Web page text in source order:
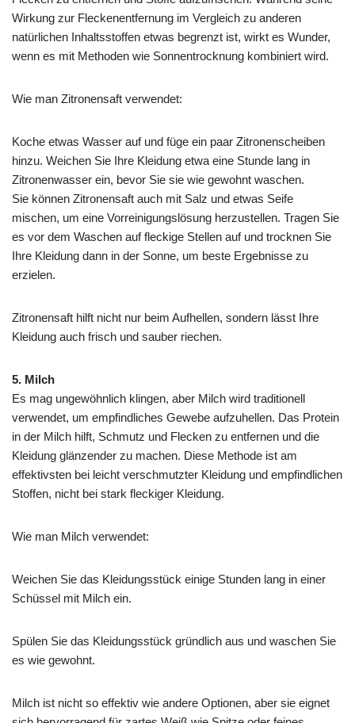
Wirkung zur Fleckenentfernung im Vergleich zu anderen
natürlichen Inhaltsstoffen etwas begrenzt ist, wirkt es Wunder,
wenn es mit Methoden wie Sonnentrocknung kombiniert wird.
Wie man Zitronensaft verwendet:
Koche etwas Wasser auf und füge ein paar Zitronenscheiben
hinzu. Weichen Sie Ihre Kleidung etwa eine Stunde lang in
Zitronenwasser ein, bevor Sie sie wie gewohnt waschen.
Sie können Zitronensaft auch mit Salz und etwas Seife
mischen, um eine Vorreinigungslösung herzustellen. Tragen Sie
es vor dem Waschen auf fleckige Stellen auf und trocknen Sie
Ihre Kleidung dann in der Sonne, um beste Ergebnisse zu
erzielen.
Zitronensaft hilft nicht nur beim Aufhellen, sondern lässt Ihre
Kleidung auch frisch und sauber riechen.
5. Milch
Es mag ungewöhnlich klingen, aber Milch wird traditionell
verwendet, um empfindliches Gewebe aufzuhellen. Das Protein
in der Milch hilft, Schmutz und Flecken zu entfernen und die
Kleidung glänzender zu machen. Diese Methode ist am
effektivsten bei leicht verschmutzter Kleidung und empfindlichen
Stoffen, nicht bei stark fleckiger Kleidung.
Wie man Milch verwendet:
Weichen Sie das Kleidungsstück einige Stunden lang in einer
Schüssel mit Milch ein.
Spülen Sie das Kleidungsstück gründlich aus und waschen Sie
es wie gewohnt.
Milch ist nicht so effektiv wie andere Optionen, aber sie eignet